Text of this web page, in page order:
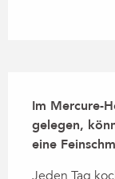
Im Mercure-
gelegen,
eine